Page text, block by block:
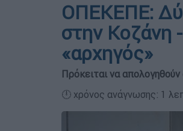
ΟΠΕΚΕΠΕ:
στην Κοζάνη
«αρχηγός»
Πρόκειται να
🕛 χρόνος ανάγνωσης: 1